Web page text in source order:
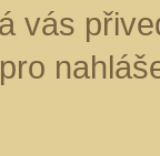
vás